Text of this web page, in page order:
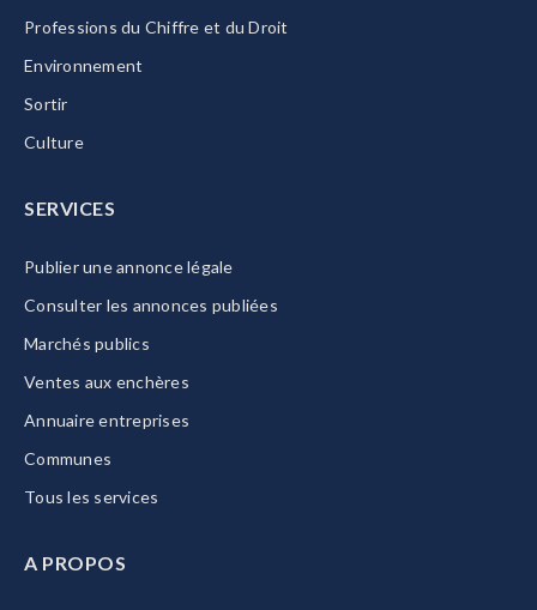
Professions du Chiffre et du Droit
Environnement
Sortir
Culture
SERVICES
Publier une annonce légale
Consulter les annonces publiées
Marchés publics
Ventes aux enchères
Annuaire entreprises
Communes
Tous les services
A PROPOS